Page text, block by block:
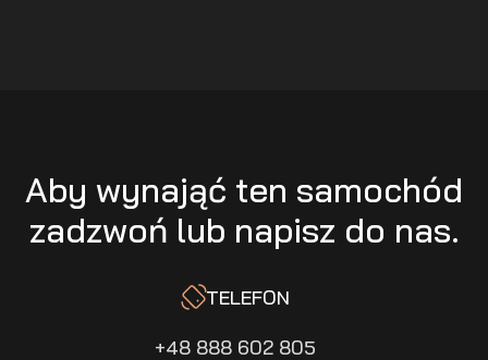
Aby wynająć ten samochód
zadzwoń lub napisz do nas.
TELEFON
+48 888 602 805